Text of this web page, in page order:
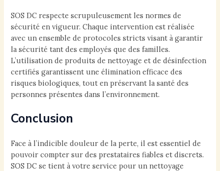
SOS DC respecte scrupuleusement les normes de
sécurité en vigueur. Chaque intervention est réalisée
avec un ensemble de protocoles stricts visant à garantir
la sécurité tant des employés que des familles.
L’utilisation de produits de nettoyage et de désinfection
certifiés garantissent une élimination efficace des
risques biologiques, tout en préservant la santé des
personnes présentes dans l’environnement.
Conclusion
Face à l’indicible douleur de la perte, il est essentiel de
pouvoir compter sur des prestataires fiables et discrets.
SOS DC se tient à votre service pour un nettoyage